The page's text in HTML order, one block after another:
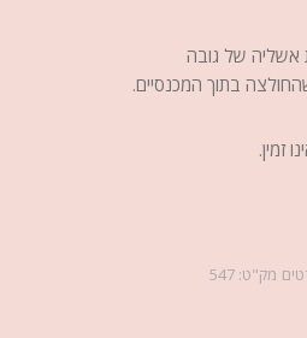
אשליה של גובה
בתוך המכנסיים.
זמין.
מק"ט: 547